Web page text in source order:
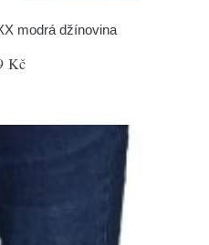
modrá džínovina
Kč